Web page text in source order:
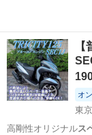
オ
東
高剛性オリジナルス